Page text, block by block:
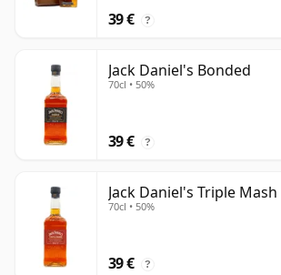
39 € ?
Jack Daniel's Bonded
70cl • 50%
39 € ?
Jack Daniel's Triple Mash
70cl • 50%
39 € ?